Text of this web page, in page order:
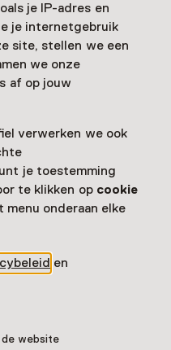
je IP-adres en
je internetgebruik
site, stellen we een
we onze
af op jouw
verwerken we ook
je toestemming
te klikken op cookie
menu onderaan elke
en
website